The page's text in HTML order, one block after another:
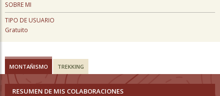
SOBRE MI
TIPO DE USUARIO
Gratuito
MONTAÑISMO TREKKING
RESUMEN DE MIS COLABORACIONES